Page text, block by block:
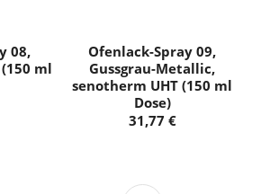
08,
ml
Ofenlack-Spray 09,
Gussgrau-Metallic,
senotherm UHT (150 ml
Dose)